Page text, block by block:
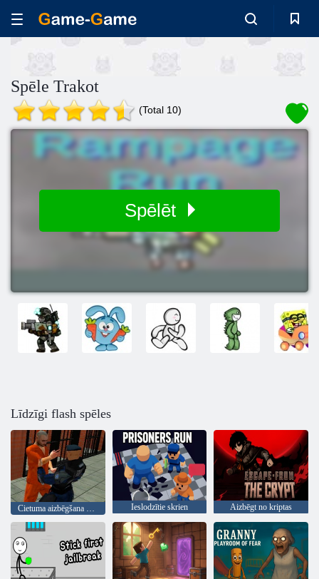
Spēle Trakot
(Total 10)
Spēlēt
Līdzīgi flash spēles
Cietuma aizbēgšana 2020 Ieslodzītie skrien Aizbēgt no kriptas